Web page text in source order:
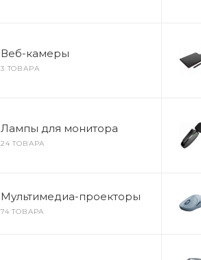
Веб-камеры
3 ТОВАРА
Лампы для монитора
24 ТОВАРА
Мультимедиа-проекторы
74 ТОВАРА